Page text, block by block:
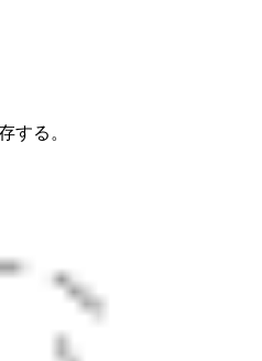
する。